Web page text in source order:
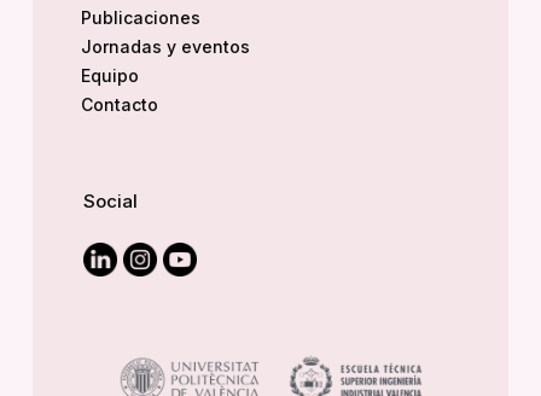
Publicaciones
Jornadas y eventos
Equipo
Contacto
Social